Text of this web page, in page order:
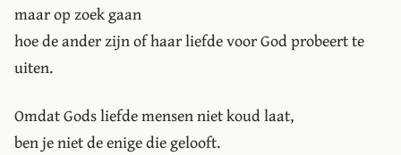
maar op zoek gaan
hoe de ander zijn of haar liefde voor God probeert te
uiten.
Omdat Gods liefde mensen niet koud laat,
ben je niet de enige die gelooft.